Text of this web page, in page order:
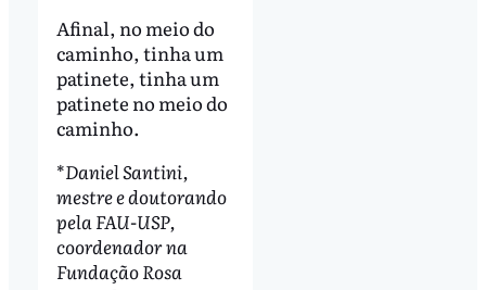
Afinal, no meio do
caminho, tinha um
patinete, tinha um
patinete no meio do
caminho.
*Daniel Santini,
mestre e doutorando
pela FAU-USP,
coordenador na
Fundação Rosa